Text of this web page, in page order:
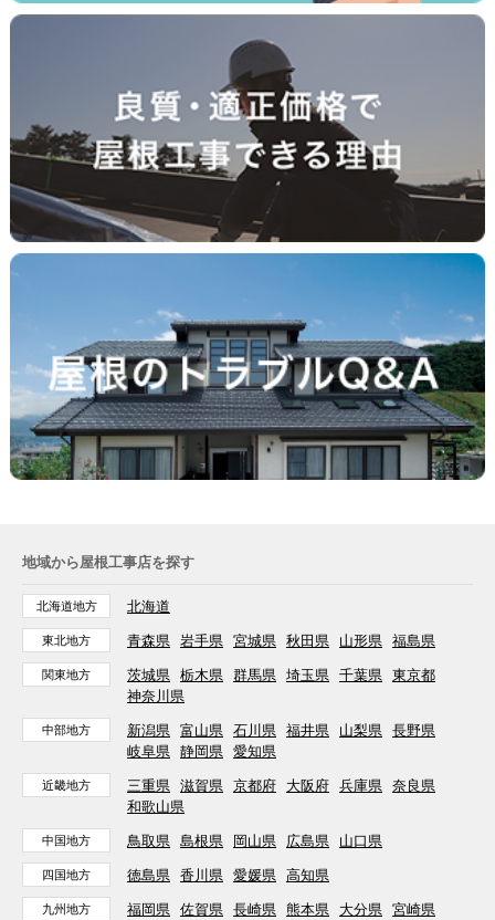
地域から屋根工事店を探す
北海道地方 北海道
東北地方 青森県 岩手県 宮城県 秋田県 山形県 福島県
関東地方 茨城県 栃木県 群馬県 埼玉県 千葉県 東京都
神奈川県
中部地方 新潟県 富山県 石川県 福井県 山梨県 長野県
岐阜県 静岡県 愛知県
近畿地方 三重県 滋賀県 京都府 大阪府 兵庫県 奈良県
和歌山県
中国地方 鳥取県 島根県 岡山県 広島県 山口県
四国地方 徳島県 香川県 愛媛県 高知県
九州地方 福岡県 佐賀県 長崎県 熊本県 大分県 宮崎県